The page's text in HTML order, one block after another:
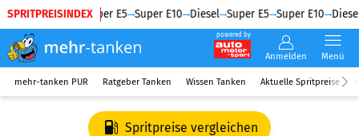
SPRITPREISINDEX
Diesel Super E5 Super E10 Diesel Super E5 Super E10 Diesel
powered by
Anmelden Menü
mehr-tanken PUR Ratgeber Tanken Wissen Tanken Aktuelle Spritpreise
Spritpreise vergleichen